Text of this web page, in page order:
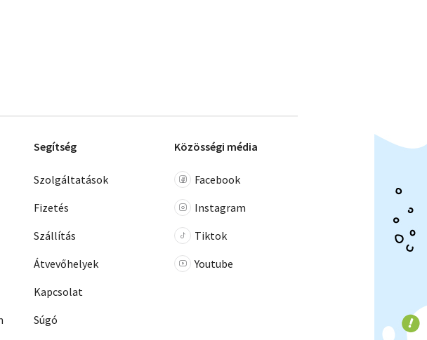
Segítség
Szolgáltatások
Fizetés
Szállítás
Átvevőhelyek
Kapcsolat
Súgó
Közösségi média
Facebook
Instagram
Tiktok
Youtube